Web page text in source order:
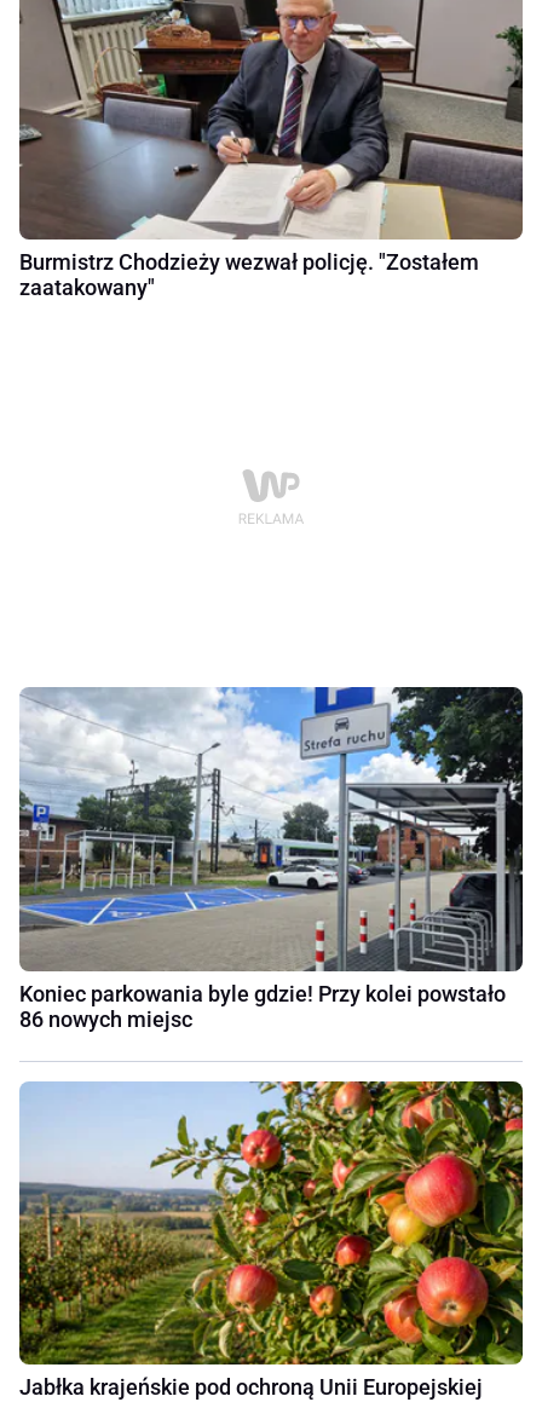
Burmistrz Chodzieży wezwał policję. "Zostałem
zaatakowany"
Koniec parkowania byle gdzie! Przy kolei powstało
86 nowych miejsc
Jabłka krajeńskie pod ochroną Unii Europejskiej